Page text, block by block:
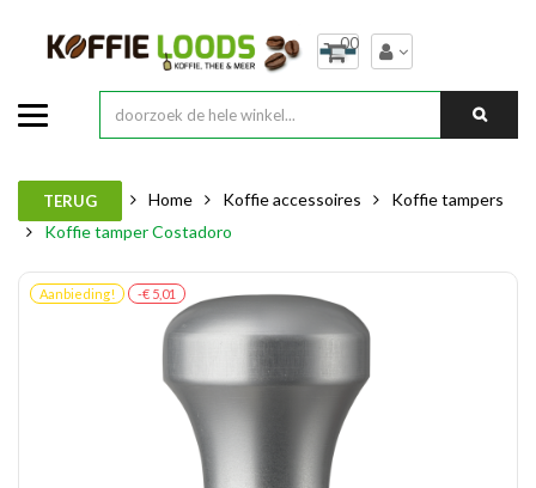
00
TERUG Home Koffie accessoires
Koffie tampers
Koffie tamper Costadoro
Aanbieding! -€ 5,01